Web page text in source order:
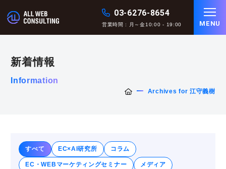
03-6276-8654
営業時間 : 月～金10:00 - 19:00 MENU
新着情報
Information
Archives for 江守義樹
すべて EC×AI研究所 コラム
EC・WEBマーケティングセミナー メディア